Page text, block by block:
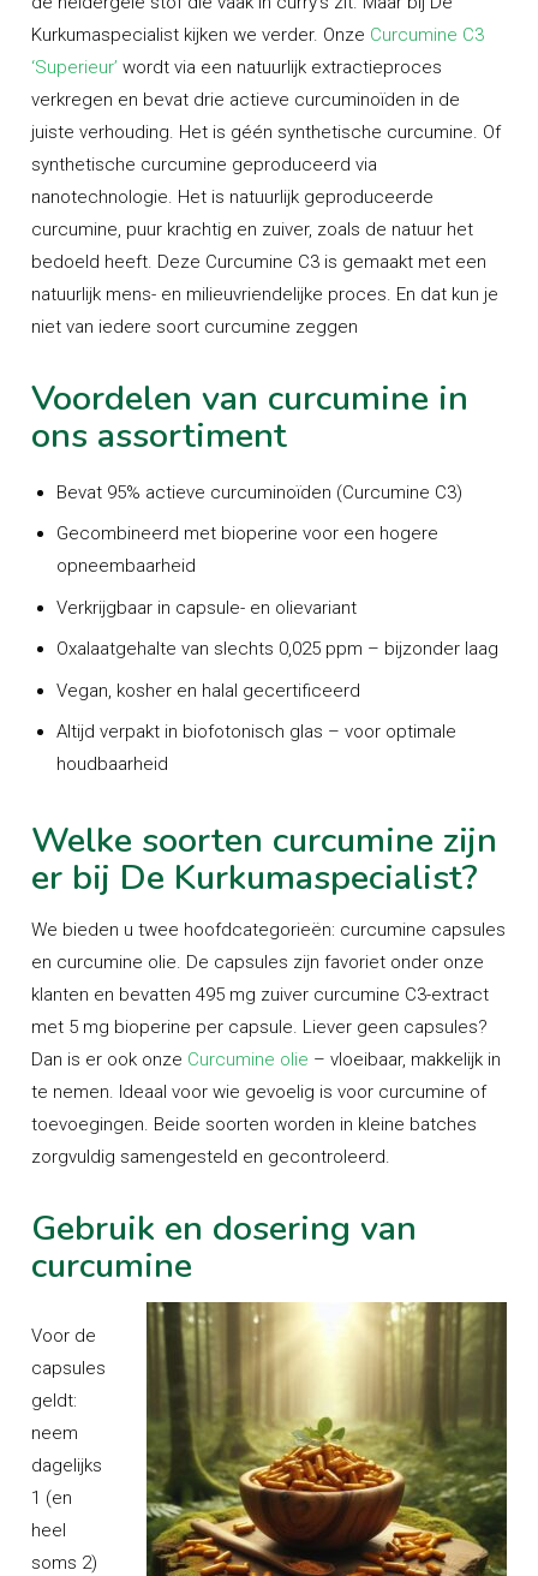
Kurkumaspecialist kijken we verder. Onze Curcumine C3
‘Superieur’ wordt via een natuurlijk extractieproces
verkregen en bevat drie actieve curcuminoïden in de
juiste verhouding. Het is géén synthetische curcumine. Of
synthetische curcumine geproduceerd via
nanotechnologie. Het is natuurlijk geproduceerde
curcumine, puur krachtig en zuiver, zoals de natuur het
bedoeld heeft. Deze Curcumine C3 is gemaakt met een
natuurlijk mens- en milieuvriendelijke proces. En dat kun je
niet van iedere soort curcumine zeggen
Voordelen van curcumine in
ons assortiment
Bevat 95% actieve curcuminoïden (Curcumine C3)
Gecombineerd met bioperine voor een hogere
opneembaarheid
Verkrijgbaar in capsule- en olievariant
Oxalaatgehalte van slechts 0,025 ppm – bijzonder laag
Vegan, kosher en halal gecertificeerd
Altijd verpakt in biofotonisch glas – voor optimale
houdbaarheid
Welke soorten curcumine zijn
er bij De Kurkumaspecialist?
We bieden u twee hoofdcategorieën: curcumine capsules
en curcumine olie. De capsules zijn favoriet onder onze
klanten en bevatten 495 mg zuiver curcumine C3-extract
met 5 mg bioperine per capsule. Liever geen capsules?
Dan is er ook onze Curcumine olie – vloeibaar, makkelijk in
te nemen. Ideaal voor wie gevoelig is voor curcumine of
toevoegingen. Beide soorten worden in kleine batches
zorgvuldig samengesteld en gecontroleerd.
Gebruik en dosering van
curcumine
Voor de
capsules
geldt:
neem
dagelijks
1 (en
heel
soms 2)